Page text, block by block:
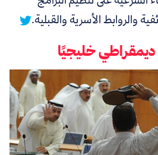
والروابط الأسرية والقبلية.
خليجيًا